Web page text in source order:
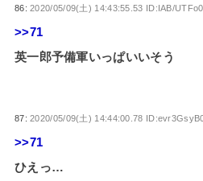
86:2020/05/09(土) 14:43:55.53 ID:IAB/UTFo0
>>71
英一郎予備軍いっぱいいそう
87:2020/05/09(土) 14:44:00.78
>>71
ひえっ…